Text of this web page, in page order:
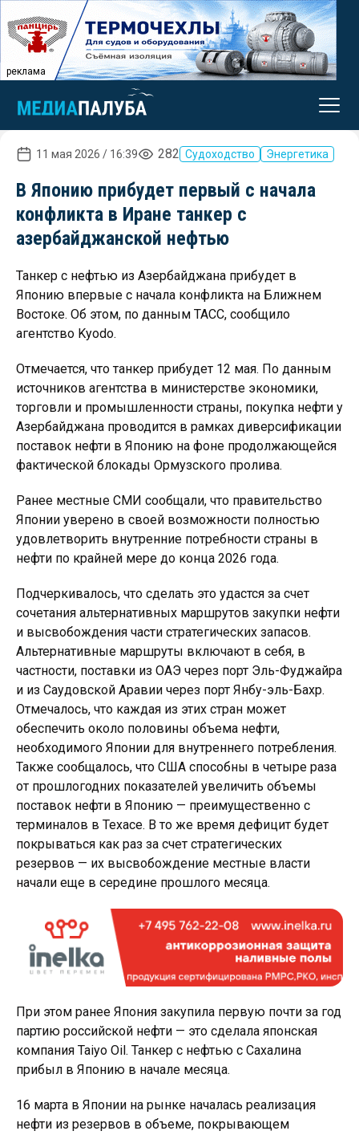
реклама
11 мая 2026 / 16:39 282 Судоходство Энергетика
В Японию прибудет первый с начала
конфликта в Иране танкер с
азербайджанской нефтью
Танкер с нефтью из Азербайджана прибудет в
Японию впервые с начала конфликта на Ближнем
Востоке. Об этом, по данным ТАСС, сообщило
агентство Kyodo.
Отмечается, что танкер прибудет 12 мая. По данным
источников агентства в министерстве экономики,
торговли и промышленности страны, покупка нефти у
Азербайджана проводится в рамках диверсификации
поставок нефти в Японию на фоне продолжающейся
фактической блокады Ормузского пролива.
Ранее местные СМИ сообщали, что правительство
Японии уверено в своей возможности полностью
удовлетворить внутренние потребности страны в
нефти по крайней мере до конца 2026 года.
Подчеркивалось, что сделать это удастся за счет
сочетания альтернативных маршрутов закупки нефти
и высвобождения части стратегических запасов.
Альтернативные маршруты включают в себя, в
частности, поставки из ОАЭ через порт Эль-Фуджайра
и из Саудовской Аравии через порт Янбу-эль-Бахр.
Отмечалось, что каждая из этих стран может
обеспечить около половины объема нефти,
необходимого Японии для внутреннего потребления.
Также сообщалось, что США способны в четыре раза
от прошлогодних показателей увеличить объемы
поставок нефти в Японию — преимущественно с
терминалов в Техасе. В то же время дефицит будет
покрываться как раз за счет стратегических
резервов — их высвобождение местные власти
начали еще в середине прошлого месяца.
При этом ранее Япония закупила первую почти за год
партию российской нефти — это сделала японская
компания Taiyo Oil. Танкер с нефтью с Сахалина
прибыл в Японию в начале месяца.
16 марта в Японии на рынке началась реализация
нефти из резервов в объеме, покрывающем